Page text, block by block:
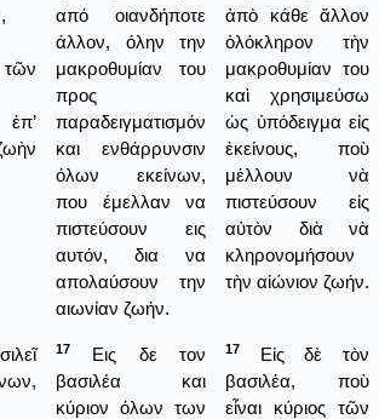
τῶν
από οιανδήποτε
άλλον, όλην την
μακροθυμίαν του
προς
παραδειγματισμόν
και ενθάρρυνσιν
όλων εκείνων,
που έμελλαν να
πιστεύσουν εις
αυτόν, δια να
απολαύσουν την
αιωνίαν ζωήν.
ἀπὸ κάθε ἄλλον
ὁλόκληρον τὴν
μακροθυμίαν του
καὶ χρησιμεύσω
ὡς ὑπόδειγμα εἰς
ἐκείνους, ποὺ
μέλλουν νὰ
πιστεύσουν εἰς
αὐτὸν διὰ νὰ
κληρονομήσουν
τὴν αἰώνιον ζωήν.
17
Εις δε τον
βασιλέα και
κύριον όλων των
17
Εἰς δὲ τὸν
βασιλέα, ποὺ
εἶναι κύριος τῶν